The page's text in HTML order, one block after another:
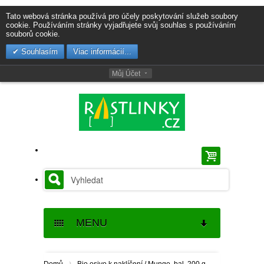
Tato webová stránka používá pro účely poskytování služeb soubory
cookie. Používáním stránky vyjadřujete svůj souhlas s používáním
souborů cookie.
Souhlasím
Viac informácií...
Můj Účet
MENU